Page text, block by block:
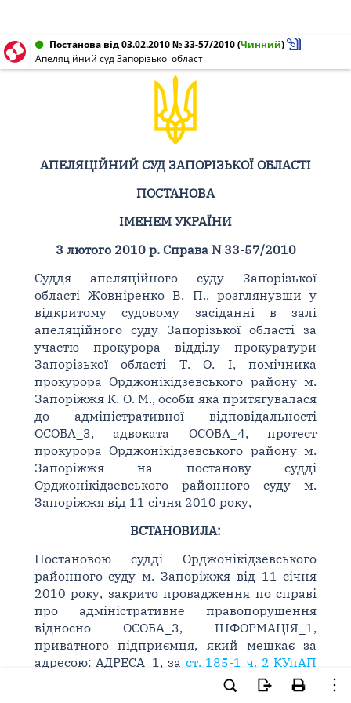
Постанова від 03.02.2010 № 33-57/2010(Чинний)
Апеляцiйний суд Запорiзької областi
АПЕЛЯЦІЙНИЙ СУД ЗАПОРІЗЬКОЇ ОБЛАСТІ
ПОСТАНОВА
ІМЕНЕМ УКРАЇНИ
3 лютого 2010 р. Справа N 33-57/2010
Суддя апеляційного суду Запорізької
області Жовніренко В. П., розглянувши у
відкритому судовому засіданні в залі
апеляційного суду Запорізької області за
участю прокурора відділу прокуратури
Запорізької області Т. О. І, помічника
прокурора Орджонікідзевського району м.
Запоріжжя К. О. М., особи яка притягувалася
до адміністративної відповідальності
ОСОБА_3, адвоката ОСОБА_4, протест
прокурора Орджонікідзевського району м.
Запоріжжя на постанову судді
Орджонікідзевського районного суду м.
Запоріжжя від 11 січня 2010 року,
ВСТАНОВИЛА:
Постановою судді Орджонікідзевського
районного суду м. Запоріжжя від 11 січня
2010 року, закрито провадження по справі
про адміністративне правопорушення
відносно ОСОБА_3, ІНФОРМАЦІЯ_1,
приватного підприємця, який мешкає за
адресою: АДРЕСА_1, за ст. 185-1 ч. 2 КУпАП
в звязку з відсутністю складу
адміністративного правопорушення.